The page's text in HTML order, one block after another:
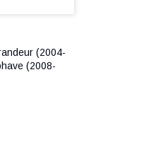
(2004-
(2008-